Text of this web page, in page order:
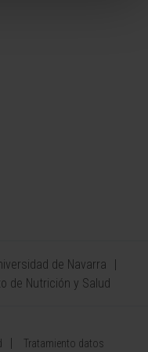
de Navarra
de Nutrición y Salud
Tratamiento datos